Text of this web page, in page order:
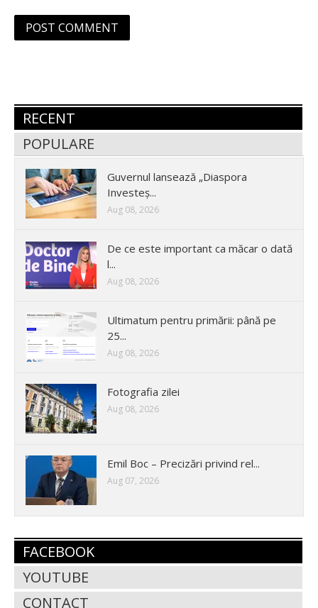
RECENT
POPULARE
Guvernul lansează „Diaspora
Investeș...
Aug 08, 2026
De ce este important ca măcar o dată
l...
Aug 08, 2026
Ultimatum pentru primării: până pe
25...
Aug 08, 2026
Fotografia zilei
Aug 08, 2026
Emil Boc – Precizări privind rel...
Aug 07, 2026
FACEBOOK
YOUTUBE
CONTACT